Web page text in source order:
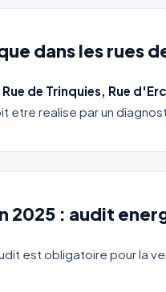
dans les rues
Rue de Trinquies, Rue
etre realise par un
2025 : audit
est obligatoire pour la